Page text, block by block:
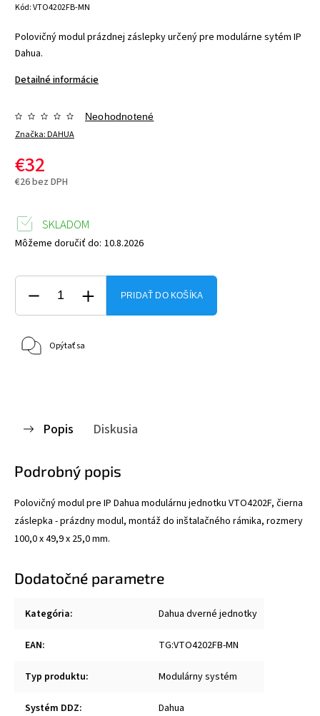
Kód:VTO4202FB-MN
Polovičný modul prázdnej záslepky určený pre modulárne sytém IP
Dahua.
Detailné informácie
Značka:DAHUA
Neohodnotené
€32
€26 bez DPH
SKLADOM
Môžeme doručiť do: 10.8.2026
PRIDAŤ DO KOŠÍKA
Opýtať sa
Popis Diskusia
Podrobný popis
Polovičný modul pre IP Dahua modulárnu jednotku VTO4202F, čierna
záslepka - prázdny modul, montáž do inštalačného rámika, rozmery
100,0 x 49,9 x 25,0 mm.
Dodatočné parametre
Kategória: Dahua dverné jednotky
EAN: TG:VTO4202FB-MN
Typ produktu: Modulárny systém
Systém DDZ: Dahua